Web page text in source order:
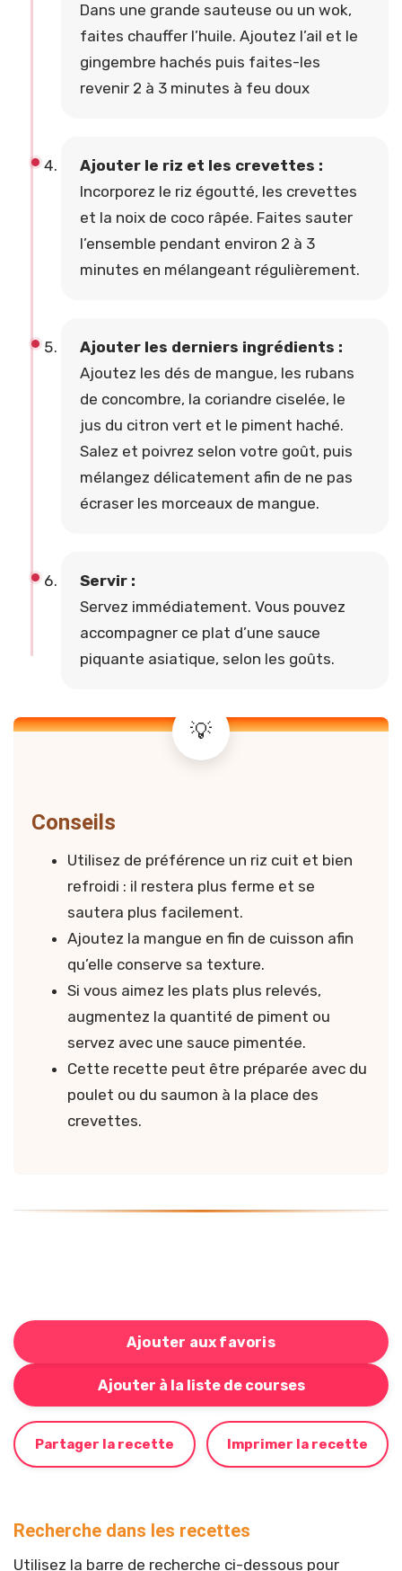
Dans une grande sauteuse ou un wok,
faites chauffer l’huile. Ajoutez l’ail et le
gingembre hachés puis faites-les
revenir 2 à 3 minutes à feu doux
Ajouter le riz et les crevettes :
Incorporez le riz égoutté, les crevettes
et la noix de coco râpée. Faites sauter
l’ensemble pendant environ 2 à 3
minutes en mélangeant régulièrement.
Ajouter les derniers ingrédients :
Ajoutez les dés de mangue, les rubans
de concombre, la coriandre ciselée, le
jus du citron vert et le piment haché.
Salez et poivrez selon votre goût, puis
mélangez délicatement afin de ne pas
écraser les morceaux de mangue.
Servir :
Servez immédiatement. Vous pouvez
accompagner ce plat d’une sauce
piquante asiatique, selon les goûts.
Conseil :
Conseils
Utilisez de préférence un riz cuit et bien
refroidi : il restera plus ferme et se
sautera plus facilement.
Ajoutez la mangue en fin de cuisson afin
qu’elle conserve sa texture.
Si vous aimez les plats plus relevés,
augmentez la quantité de piment ou
servez avec une sauce pimentée.
Cette recette peut être préparée avec du
poulet ou du saumon à la place des
crevettes.
Ajouter aux favoris
Ajouter à la liste de courses
Bouton pour ajouter cette recette à votre liste de
Partager la recette Imprimer la recette
Recherche dans les recettes
Utilisez la barre de recherche ci-dessous pour